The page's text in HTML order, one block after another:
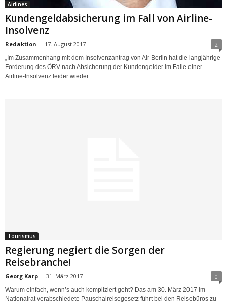
Airlines
Kundengeldabsicherung im Fall von Airline-
Insolvenz
Redaktion - 17. August 2017 2
„Im Zusammenhang mit dem Insolvenzantrag von Air Berlin hat die langjährige
Forderung des ÖRV nach Absicherung der Kundengelder im Falle einer
Airline-Insolvenz leider wieder...
Tourismus
Regierung negiert die Sorgen der
Reisebranche!
Georg Karp - 31. März 2017 0
Warum einfach, wenn’s auch kompliziert geht? Das am 30. März 2017 im
Nationalrat verabschiedete Pauschalreisegesetz führt bei den Reisebüros zu